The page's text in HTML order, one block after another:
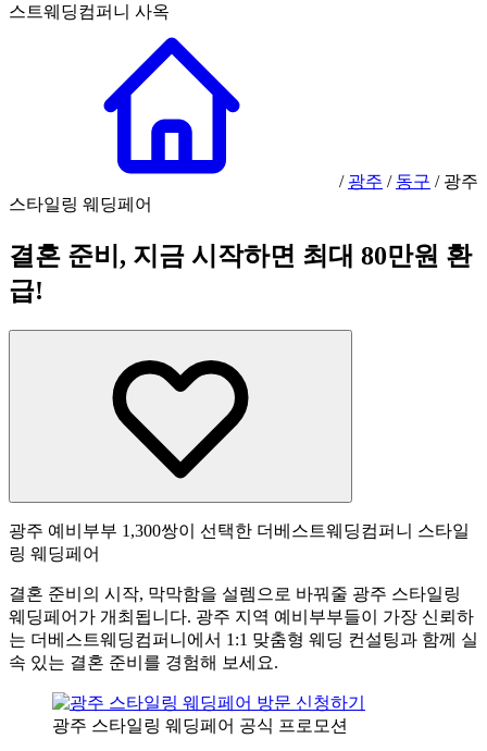
스트웨딩컴퍼니 사옥
/ 광주 / 동구 / 광주
스타일링 웨딩페어
결혼 준비, 지금 시작하면 최대 80만원 환
급!
광주 예비부부 1,300쌍이 선택한 더베스트웨딩컴퍼니 스타일
링 웨딩페어
결혼 준비의 시작, 막막함을 설렘으로 바꿔줄 광주 스타일링
웨딩페어가 개최됩니다. 광주 지역 예비부부들이 가장 신뢰하
는 더베스트웨딩컴퍼니에서 1:1 맞춤형 웨딩 컨설팅과 함께 실
속 있는 결혼 준비를 경험해 보세요.
광주 스타일링 웨딩페어 공식 프로모션